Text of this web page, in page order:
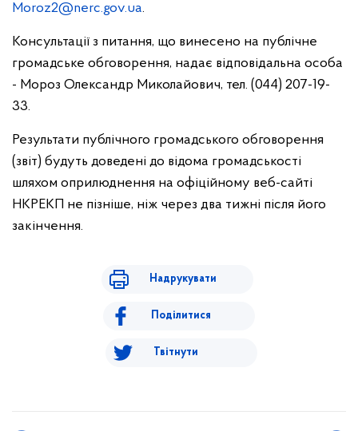
Moroz2@nerc.gov.ua.
Консультації з питання, що винесено на публічне
громадське обговорення, надає відповідальна особа
- Мороз Олександр Миколайович, тел. (044) 207-19-
33.
Результати публічного громадського обговорення
(звіт) будуть доведені до відома громадськості
шляхом оприлюднення на офіційному веб-сайті
НКРЕКП не пізніше, ніж через два тижні після його
закінчення.
Надрукувати
Поділитися
Твітнути